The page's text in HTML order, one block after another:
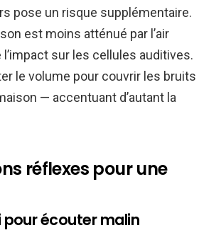
pose un risque supplémentaire.
est moins atténué par l’air
sur les cellules auditives.
le volume pour couvrir les bruits
— accentuant d’autant la
réflexes pour une
pour écouter malin